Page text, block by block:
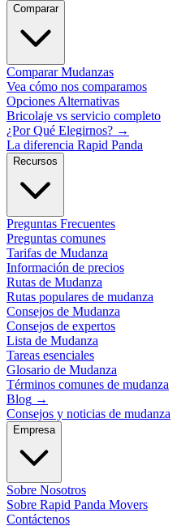
Comparar
Comparar Mudanzas
Vea cómo nos comparamos
Opciones Alternativas
Bricolaje vs servicio completo
¿Por Qué Elegirnos? →
La diferencia Rapid Panda
Recursos
Preguntas Frecuentes
Preguntas comunes
Tarifas de Mudanza
Información de precios
Rutas de Mudanza
Rutas populares de mudanza
Consejos de Mudanza
Consejos de expertos
Lista de Mudanza
Tareas esenciales
Glosario de Mudanza
Términos comunes de mudanza
Blog →
Consejos y noticias de mudanza
Empresa
Sobre Nosotros
Sobre Rapid Panda Movers
Contáctenos